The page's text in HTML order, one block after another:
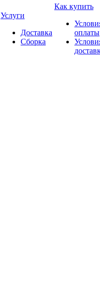
Услуги
Доставка
Сборка
Как купить
оплаты